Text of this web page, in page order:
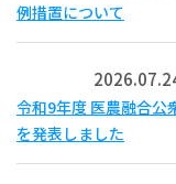
例措置について
令和9年度 医農融合公
を発表しました